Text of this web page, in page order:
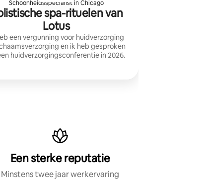
Schoonheidsspecialist in Chicago
spa-rituelen van
Lotus
een vergunning voor huidverzorging
en ik heb gesproken
huidverzorgingsconferentie in 2026.
Een sterke reputatie
Minstens twee jaar werkervaring